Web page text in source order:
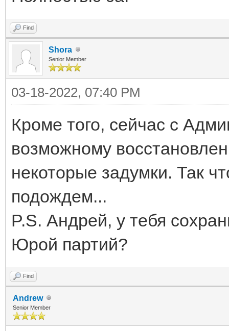
Find
Shora
Senior Member
03-18-2022, 07:40 PM
Кроме того, сейчас с
возможному
некоторые задумки. Так
подождем...
P.S. Андрей, у тебя
Юрой партий?
Find
Andrew
Senior Member